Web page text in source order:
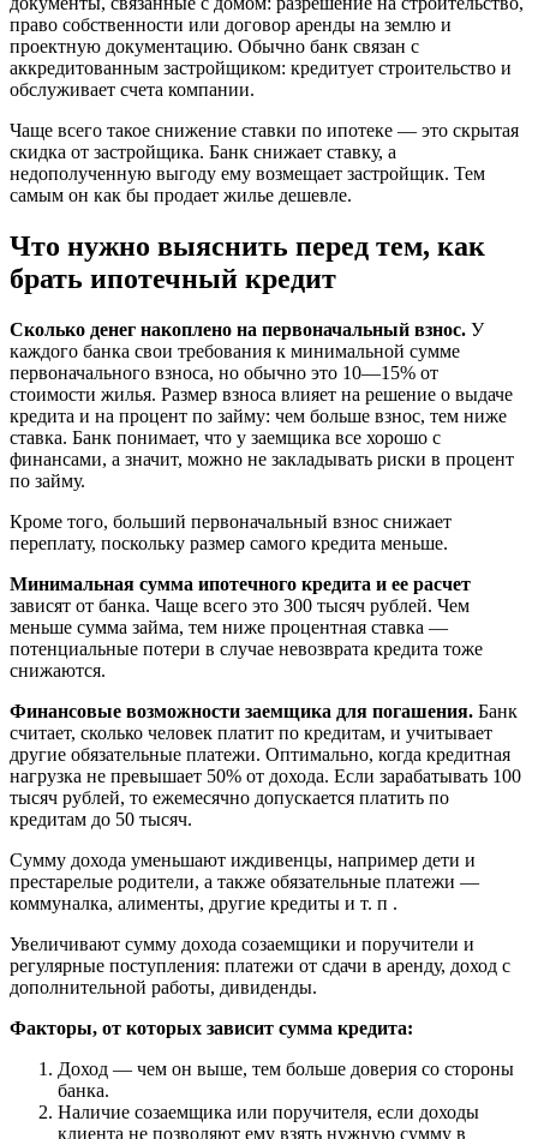
право собственности или договор аренды на землю и
проектную документацию. Обычно банк связан с
аккредитованным застройщиком: кредитует строительство и
обслуживает счета компании.
Чаще всего такое снижение ставки по ипотеке — это скрытая
скидка от застройщика. Банк снижает ставку, а
недополученную выгоду ему возмещает застройщик. Тем
самым он как бы продает жилье дешевле.
Что нужно выяснить перед тем, как
брать ипотечный кредит
Сколько денег накоплено на первоначальный взнос. У
каждого банка свои требования к минимальной сумме
первоначального взноса, но обычно это 10—15% от
стоимости жилья. Размер взноса влияет на решение о выдаче
кредита и на процент по займу: чем больше взнос, тем ниже
ставка. Банк понимает, что у заемщика все хорошо с
финансами, а значит, можно не закладывать риски в процент
по займу.
Кроме того, больший первоначальный взнос снижает
переплату, поскольку размер самого кредита меньше.
Минимальная сумма ипотечного кредита и ее расчет
зависят от банка. Чаще всего это 300 тысяч рублей. Чем
меньше сумма займа, тем ниже процентная ставка —
потенциальные потери в случае невозврата кредита тоже
снижаются.
Финансовые возможности заемщика для погашения. Банк
считает, сколько человек платит по кредитам, и учитывает
другие обязательные платежи. Оптимально, когда кредитная
нагрузка не превышает 50% от дохода. Если зарабатывать 100
тысяч рублей, то ежемесячно допускается платить по
кредитам до 50 тысяч.
Сумму дохода уменьшают иждивенцы, например дети и
престарелые родители, а также обязательные платежи —
коммуналка, алименты, другие кредиты и т. п .
Увеличивают сумму дохода созаемщики и поручители и
регулярные поступления: платежи от сдачи в аренду, доход с
дополнительной работы, дивиденды.
Факторы, от которых зависит сумма кредита:
Доход — чем он выше, тем больше доверия со стороны
банка.
Наличие созаемщика или поручителя, если доходы
клиента не позволяют ему взять нужную сумму в